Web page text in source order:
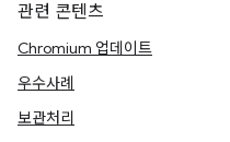
관련 콘텐츠
Chromium 업데이트
우수사례
보관처리